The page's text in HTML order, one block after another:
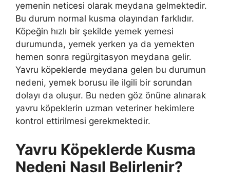
yemenin neticesi olarak meydana gelmektedir.
Bu durum normal kusma olayından farklıdır.
Köpeğin hızlı bir şekilde yemek yemesi
durumunda, yemek yerken ya da yemekten
hemen sonra regürgitasyon meydana gelir.
Yavru köpeklerde meydana gelen bu durumun
nedeni, yemek borusu ile ilgili bir sorundan
dolayı da oluşur. Bu neden göz önüne alınarak
yavru köpeklerin uzman veteriner hekimlere
kontrol ettirilmesi gerekmektedir.
Yavru Köpeklerde Kusma
Nedeni Nasıl Belirlenir?